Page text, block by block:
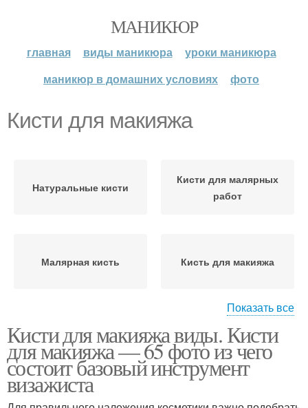
МАНИКЮР
главная виды маникюра
уроки маникюра
маникюр в домашних условиях
фото
Кисти для макияжа
Натуральные кисти
Кисти для малярных
работ
Малярная кисть Кисть для макияжа
Кисти для нанесения Кисти для консилера
Показать все
Кисти для макияжа виды. Кисти
для макияжа — 65 фото из чего
состоит базовый инструмент
визажиста